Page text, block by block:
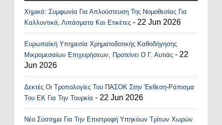
Recent Posts Widget
Χημικά: Συμφωνία Για Απλούστευση Της Νομοθεσίας Για
Καλλυντικά, Λιπάσματα Και Ετικέτες - 22 Jun 2026
Ευρωπαϊκή Υπηρεσία Χρηματοδοτικής Καθοδήγησης
Μικρομεσαίων Επιχειρήσεων, Προτείνει Ο Γ. Αυτιάς - 22
Jun 2026
Δεκτές Οι Τροπολογίες Του ΠΑΣΟΚ Στην Έκθεση-Ράπισμα
Του ΕΚ Για Την Τουρκία - 22 Jun 2026
Νέο Σύστημα Για Την Επιστροφή Υπηκόων Τρίτων Χωρών